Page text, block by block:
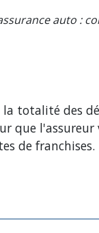
auto :
la totalité des
que l'assureur
de